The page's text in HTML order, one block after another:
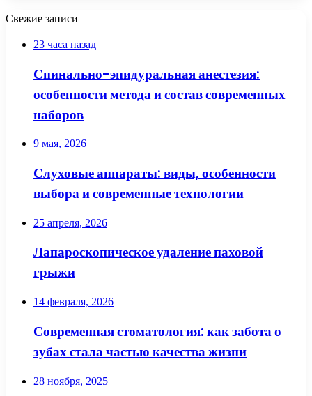
Свежие записи
23 часа назад
Спинально-эпидуральная анестезия:
особенности метода и состав современных
наборов
9 мая, 2026
Слуховые аппараты: виды, особенности
выбора и современные технологии
25 апреля, 2026
Лапароскопическое удаление паховой
грыжи
14 февраля, 2026
Современная стоматология: как забота о
зубах стала частью качества жизни
28 ноября, 2025